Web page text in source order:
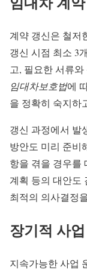
계약 갱신은 철저
갱신 시점 최소 3
고, 필요한 서류
임대차보호법에
을 정확히 숙지하
갱신 과정에서 발
방안도 미리 준비
항을 겪을 경우를
계획 등의 대안도
최적의 의사결정
장기적 사
지속가능한 사업